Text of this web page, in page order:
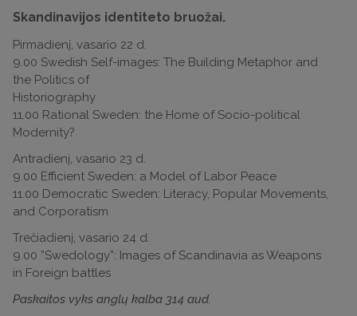
Skandinavijos identiteto bruožai.
Pirmadienį, vasario 22 d.
9.00 Swedish Self-images: The Building Metaphor and
the Politics of
Historiography
11.00 Rational Sweden: the Home of Socio-political
Modernity?
Antradienį, vasario 23 d.
9.00 Efficient Sweden: a Model of Labor Peace
11.00 Democratic Sweden: Literacy, Popular Movements,
and Corporatism
Trečiadienį, vasario 24 d.
9.00 ”Swedology”: Images of Scandinavia as Weapons
in Foreign battles
Paskaitos vyks anglų kalba 314 aud.